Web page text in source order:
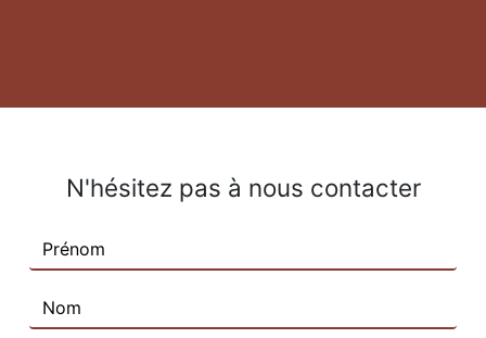
N'hésitez pas à nous contacter